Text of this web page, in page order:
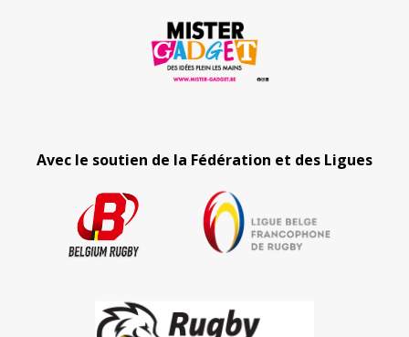
Avec le soutien de la Fédération et des Ligues